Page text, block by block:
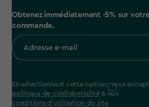
Obtenez immédiatement -5% sur
commande.
En sélectionnant cette option, vous
politique de confidentialité & nos
conditions d'utilisation du site